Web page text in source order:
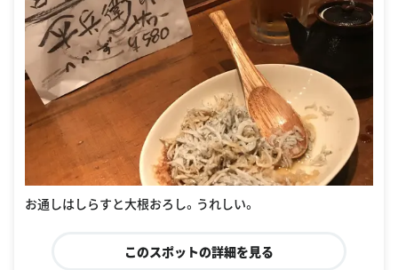
お通しはしらすと大根おろし。うれしい。
このスポットの詳細を見る